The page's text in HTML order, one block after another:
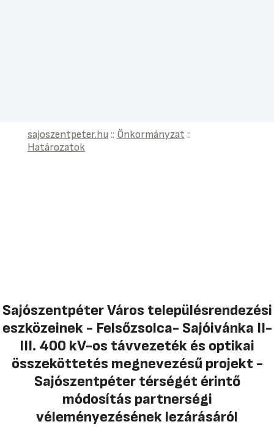
sajoszentpeter.hu:: Önkormányzat ::
Határozatok
Sajószentpéter Város településrendezési
eszközeinek - Felsőzsolca- Sajóivánka II-
III. 400 kV-os távvezeték és optikai
összeköttetés megnevezésű projekt -
Sajószentpéter térségét érintő
módosítás partnerségi
véleményezésének lezárásáról